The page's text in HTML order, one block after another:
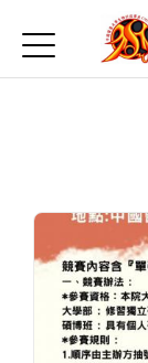
最新消息
Open
Open
特色研究
Open
學生專區
規章辦法